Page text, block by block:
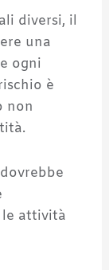
diversi, il
una
ogni
è
non
attività